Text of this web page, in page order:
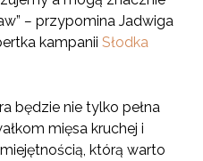
– przypomina Jadwiga
kampanii Słodka
będzie nie tylko pełna
mięsa kruchej i
którą warto